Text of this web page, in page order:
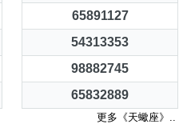
65891127
54313353
98882745
65832889
更多《天蠍座》..